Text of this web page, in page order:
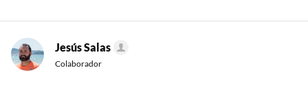
Jesús Salas
Colaborador